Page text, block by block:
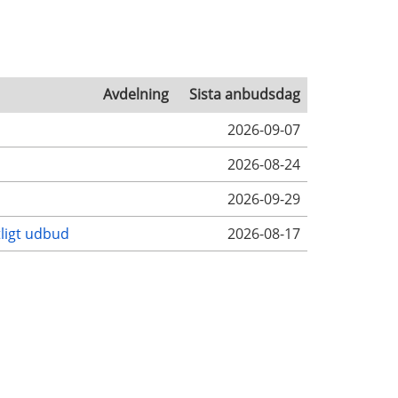
Avdelning
Sista anbudsdag
2026-09-07
2026-08-24
2026-09-29
udbud
2026-08-17